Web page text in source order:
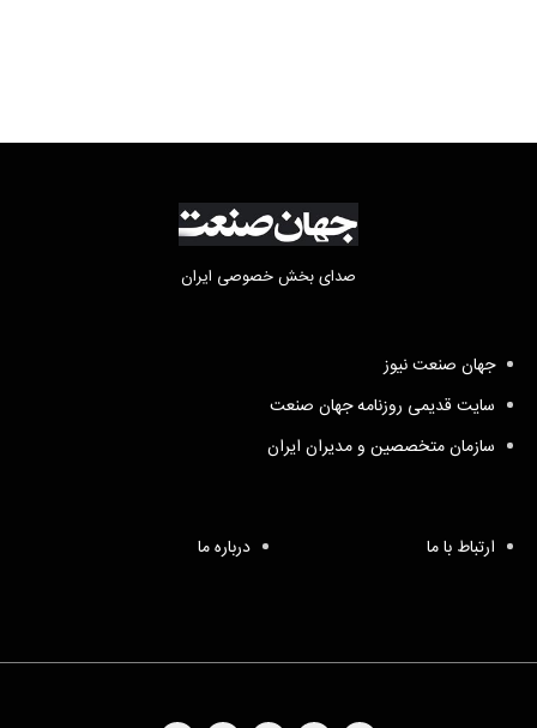
صدای بخش خصوصی ایران
جهان صنعت نیوز
سایت قدیمی روزنامه جهان صنعت
سازمان متخصصین و مدیران ایران
ارتباط با ما درباره ما